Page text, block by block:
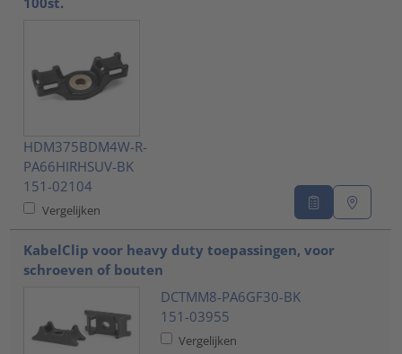
HDM375BDM4W-R-
PA66HIRHSUV-BK
151-02104
Vergelijken
KabelClip voor heavy duty toepassingen, voor
schroeven of bouten
DCTMM8-PA6GF30-BK
151-03955
Vergelijken